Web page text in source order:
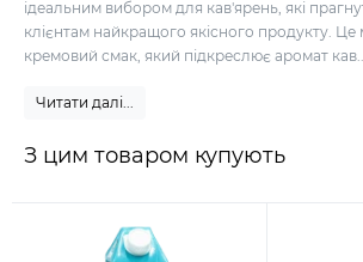
ідеальним вибором для кав'ярень, які
клієнтам найкращого якісного продукту.
кремовий смак, який підкреслює аромат
Читати далі...
З цим товаром купують